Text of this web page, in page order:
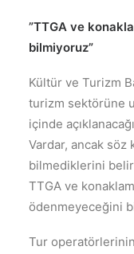
”TTGA ve
bilmiyoruz”
Kültür ve Turizm
turizm sektörüne
içinde
Vardar, ancak
bilmediklerini
TTGA ve
ödenmeyeceğini
Tur